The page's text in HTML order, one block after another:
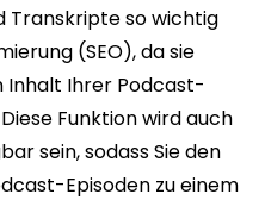
Transkripte so wichtig
(SEO), da sie
Inhalt Ihrer Podcast-
Diese Funktion wird auch
sein, sodass Sie den
Episoden zu einem